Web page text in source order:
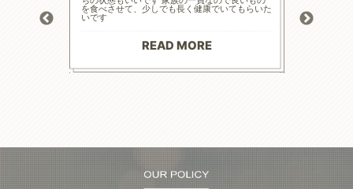
を食べさせて、少しでも長く健康でいてもらいた
いです
READ MORE